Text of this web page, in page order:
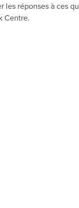
réponses à ces
Centre.